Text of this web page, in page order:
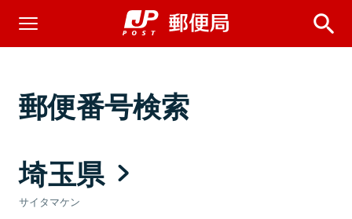
郵便番号検索
埼玉県
サイタマケン